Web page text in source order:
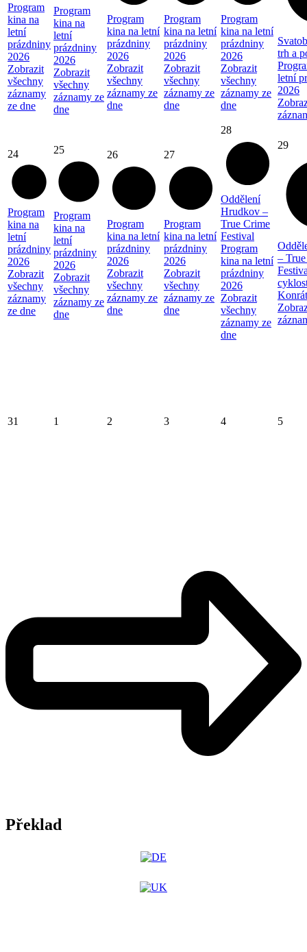
Program
kina na
letní
prázdniny
2026
Zobrazit
všechny
záznamy
ze dne
Program
kina na
letní
prázdniny
2026
Zobrazit
všechny
záznamy ze
dne
Program
kina na letní
prázdniny
2026
Zobrazit
všechny
záznamy ze
dne
Program
kina na letní
prázdniny
2026
Zobrazit
všechny
záznamy ze
dne
Program
kina na letní
prázdniny
2026
Zobrazit
všechny
záznamy ze
dne
trh a
letní
2026
24
Program
kina na
letní
prázdniny
2026
Zobrazit
všechny
záznamy
ze dne
25
Program
kina na
letní
prázdniny
2026
Zobrazit
všechny
záznamy ze
dne
26
Program
kina na letní
prázdniny
2026
Zobrazit
všechny
záznamy ze
dne
27
Program
kina na letní
prázdniny
2026
Zobrazit
všechny
záznamy ze
dne
28
Oddělení
Hrudkov –
True Crime
Festival
Program
kina na letní
prázdniny
2026
Zobrazit
všechny
záznamy ze
dne
29
–
31 1 2 3 4 5
Překlad